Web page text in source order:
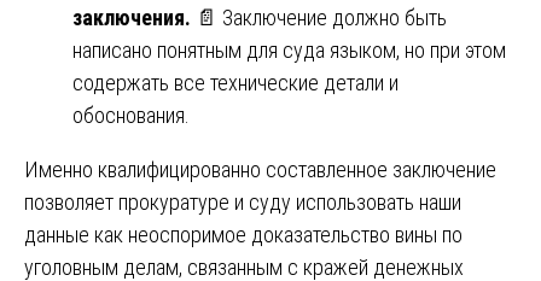
заключения. 📄 Заключение должно быть
написано понятным для суда языком, но при этом
содержать все технические детали и
обоснования.
Именно квалифицированно составленное заключение
позволяет прокуратуре и суду использовать наши
данные как неоспоримое доказательство вины по
уголовным делам, связанным с кражей денежных